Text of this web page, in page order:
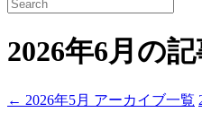
2026年6月の
← 2026年5月 アーカイブ一覧